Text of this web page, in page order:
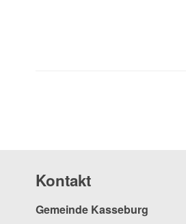
Kontakt
Gemeinde Kasseburg